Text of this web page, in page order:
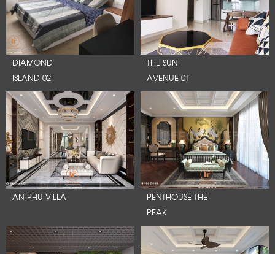
DIAMOND
ISLAND 02
THE SUN
AVENUE 01
AN PHU VILLA
PENTHOUSE THE
PEAK